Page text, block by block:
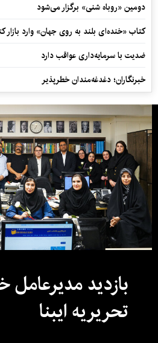
دومین «روباه شنی» برگزار می‌شود
کتاب «خنده‌ای بلند به روی جهان» وارد بازار
ضدیت با سرمایه‌داری عواقب دارد
خبرنگاران؛ دغدغه‌مندان خطرپذیر
بازدید مدیرعامل
تحریریه ایبنا